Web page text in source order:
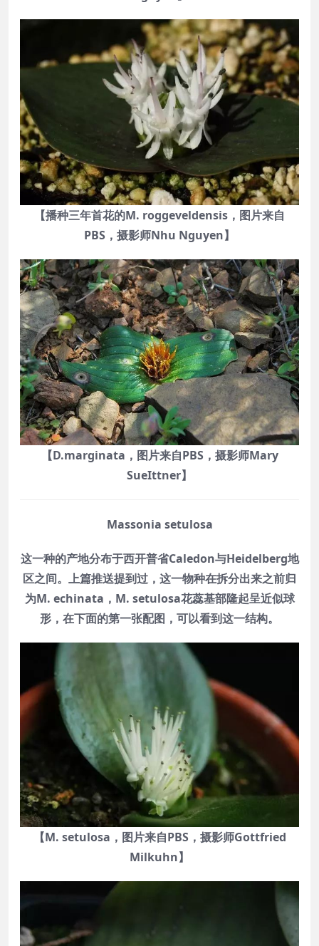
【播种三年首花的M. roggeveldensis，图片来自
PBS，摄影师Nhu Nguyen】
【D.marginata，图片来自PBS，摄影师Mary
SueIttner】
Massonia setulosa
这一种的产地分布于西开普省Caledon与Heidelberg地
区之间。上篇推送提到过，这一物种在拆分出来之前归
为M. echinata，M. setulosa花蕊基部隆起呈近似球
形，在下面的第一张配图，可以看到这一结构。
【M. setulosa，图片来自PBS，摄影师Gottfried
Milkuhn】